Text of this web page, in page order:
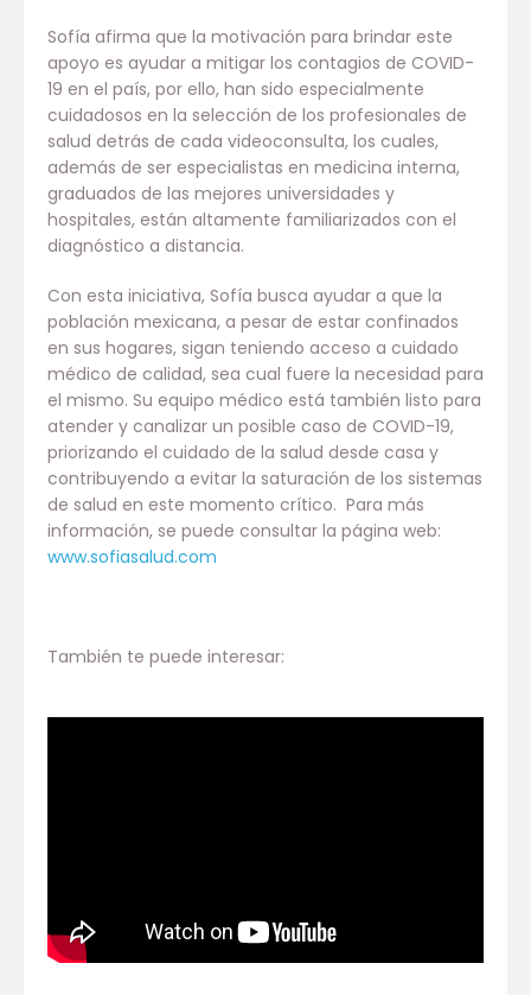
Sofía afirma que la motivación para brindar este
apoyo es ayudar a mitigar los contagios de COVID-
19 en el país, por ello, han sido especialmente
cuidadosos en la selección de los profesionales de
salud detrás de cada videoconsulta, los cuales,
además de ser especialistas en medicina interna,
graduados de las mejores universidades y
hospitales, están altamente familiarizados con el
diagnóstico a distancia.
Con esta iniciativa, Sofía busca ayudar a que la
población mexicana, a pesar de estar confinados
en sus hogares, sigan teniendo acceso a cuidado
médico de calidad, sea cual fuere la necesidad para
el mismo. Su equipo médico está también listo para
atender y canalizar un posible caso de COVID-19,
priorizando el cuidado de la salud desde casa y
contribuyendo a evitar la saturación de los sistemas
de salud en este momento crítico. Para más
información, se puede consultar la página web:
www.sofiasalud.com
También te puede interesar: